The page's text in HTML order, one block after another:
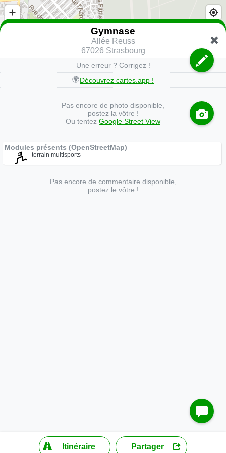
MapLibre OpenStreetMap contributors
Gymnase
Allée Reuss
67026 Strasbourg
Une erreur ? Corrigez !
🌍Découvrez cartes.app !
Pas encore de photo disponible,
postez la vôtre !
Ou tentez Google Street View
Modules présents (OpenStreetMap)
terrain multisports
Pas encore de commentaire disponible,
postez le vôtre !
Itinéraire Partager